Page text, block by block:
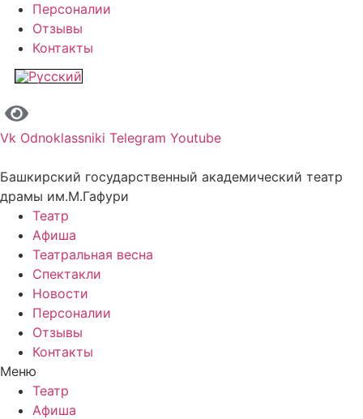
Персоналии
Отзывы
Контакты
Vk Odnoklassniki Telegram Youtube
Башкирский государственный академический театр
драмы им.М.Гафури
Театр
Афиша
Театральная весна
Спектакли
Новости
Персоналии
Отзывы
Контакты
Меню
Театр
Афиша